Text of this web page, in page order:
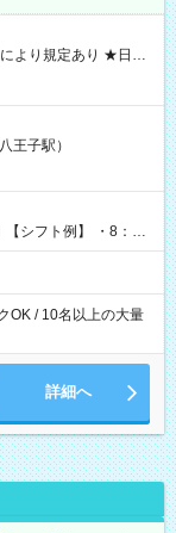
GET♪ お仕事後はコ
】試
王子駅）
OK / 10名以上の大量
詳細へ